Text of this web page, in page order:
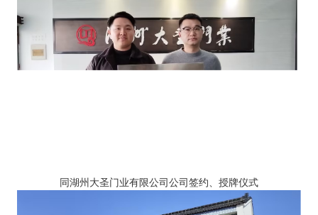
同湖州大圣门业有限公司公司签约、授牌仪式